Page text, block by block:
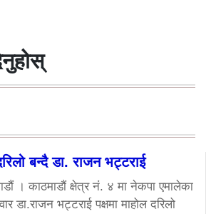
बन्दै डा. राजन भट्टराई
। काठमाडौं क्षेत्र नं. ४ मा नेकपा एमालेका
डा.राजन भट्टराई पक्षमा माहोल दरिलो